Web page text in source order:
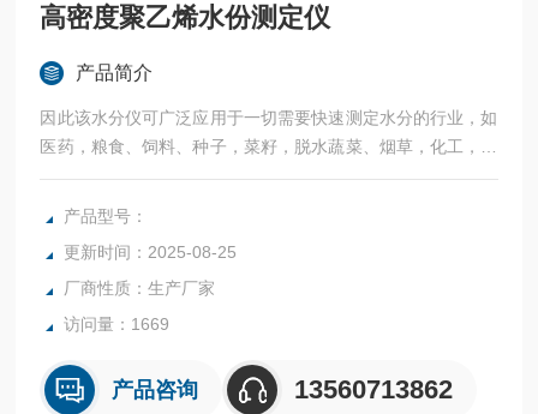
高密度聚乙烯水份测定仪
产品简介
因此该水分仪可广泛应用于一切需要快速测定水分的行业，如
医药，粮食、饲料、种子，菜籽，脱水蔬菜、烟草，化工，茶
叶，食品、肉类以及纺织，农林、造纸、橡胶、塑胶、纺织等
行业中的实验室与生产过程中。同时满足固体、颗粒、粉末、
司始终立志于为用户提供多用途，多性能的高质量产品，为您
打造快速，准确，物超所值的水分测定仪**。
产品型号：
更新时间：2025-08-25
厂商性质：生产厂家
访问量：1669
产品咨询 13560713862